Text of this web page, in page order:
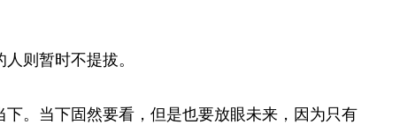
则暂时不提拔。
。当下固然要看，但是也要放眼未来，因为只有